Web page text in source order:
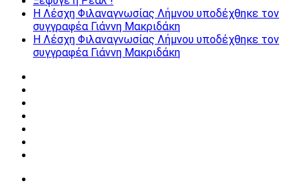
Η Λέσχη Φιλαναγνωσίας Λήμνου υποδέχθηκε τον
συγγραφέα Γιάννη Μακριδάκη
Η Λέσχη Φιλαναγνωσίας Λήμνου υποδέχθηκε τον
συγγραφέα Γιάννη Μακριδάκη